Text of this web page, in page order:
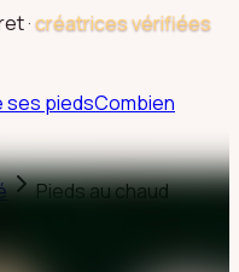
·créatrices vérifiées
ses piedsCombien
Pieds au chaud